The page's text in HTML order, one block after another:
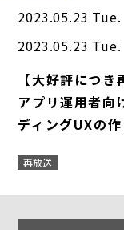
2023.05.23 Tue.
2023.05.23 Tue.
【大好評につ
アプリ運用者向
ディングUXの
再放送